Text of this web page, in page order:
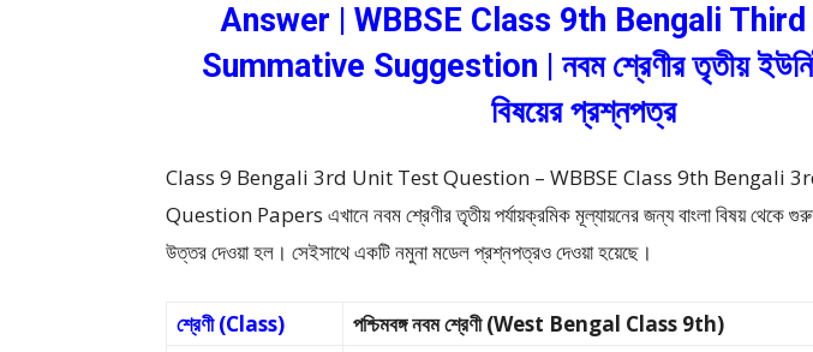
Answer | WBBSE Class 9th Bengali
Summative Suggestion | নবম শ্রেণীর তৃতীয় ইউনিট
বিষয়ের প্রশ্নপত্র
Class 9 Bengali 3rd Unit Test Question – WBBSE Class 9th Bengali
Question Papers এখানে নবম শ্রেণীর তৃতীয় পর্যায়ক্রমিক মূল্যায়নের জন্য বাংলা বিষয় থেকে
উত্তর দেওয়া হল। সেইসাথে একটি নমুনা মডেল প্রশ্নপত্রও দেওয়া হয়েছে।
শ্রেণী (Class)
পশ্চিমবঙ্গ নবম শ্রেণী (West Bengal Class 9th)